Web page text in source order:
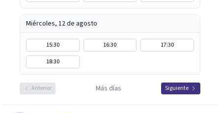
Miércoles, 12 de agosto
15:30 16:30
17:30
18:30
Anterior Más días Siguiente